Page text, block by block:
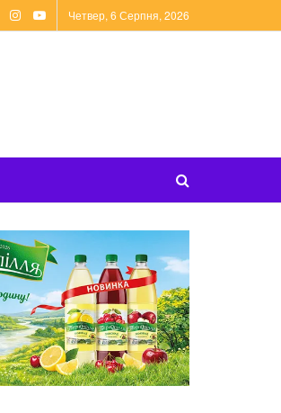
Четвер, 6 Серпня, 2026